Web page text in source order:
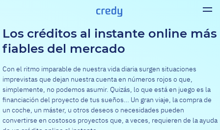
Los créditos al instante online más
fiables del mercado
Con el ritmo imparable de nuestra vida diaria surgen situaciones
imprevistas que dejan nuestra cuenta en números rojos o que,
simplemente, no podemos asumir. Quizás, lo que está en juego es la
financiación del proyecto de tus sueños… Un gran viaje, la compra de
un coche, un máster, u otros deseos o necesidades pueden
convertirse en costosos proyectos que, a veces, requieren de la ayuda